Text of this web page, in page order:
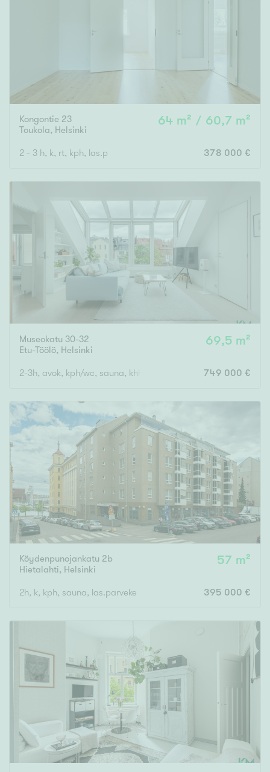
Kongontie 23
Toukola, Helsinki
64 m² / 60,7 m²
2 - 3 h, k, rt, kph, las.p 378 000 €
Museokatu 30-32
Etu-Töölö, Helsinki
69,5 m²
2-3h, avok, kph/wc, sauna, khh/wc, parvi, 2 ranskal.parveketta
749 000 €
Köydenpunojankatu 2b
Hietalahti, Helsinki
57 m²
2h, k, kph, sauna, las.parveke 395 000 €